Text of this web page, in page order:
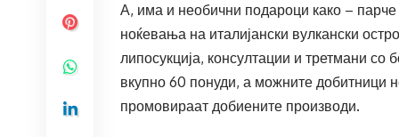
А, има и необични подароци како –
ноќевања на италијански вулкански
липосукција, консултации и третмани
вкупно 60 понуди, а можните добитници
промовираат добиените производи.